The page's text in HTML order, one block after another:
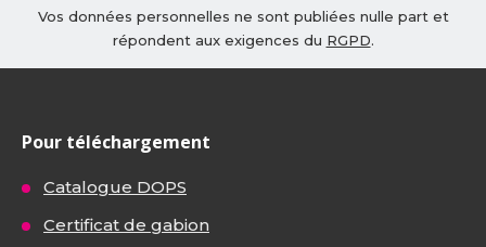
Vos données personnelles ne sont publiées nulle part et
répondent aux exigences du RGPD.
Pour téléchargement
Catalogue DOPS
Certificat de gabion